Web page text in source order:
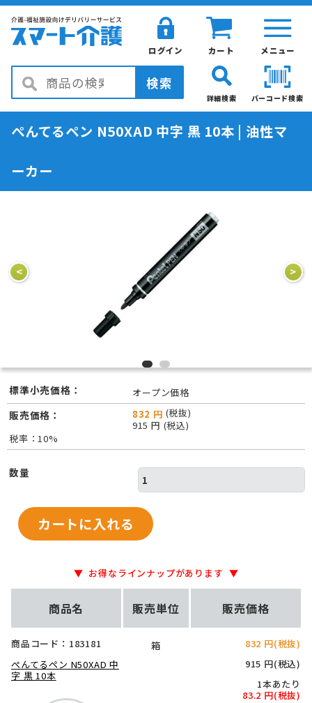
メニュー
カート
ログイン
検索
バーコード検索
詳細検索
ぺんてるペン N50XAD 中字 黒 10本 | 油性マ
ーカー
< >
標準小売価格： オープン価格
販売価格： 832 円 (税抜)
915 円 (税込)
税率：10%
数量
お得なラインナップがあります
商品名 販売単位 販売価格
商品コード：183181
ぺんてるペン N50XAD 中
字 黒 10本
箱
832 円(税抜)
915 円(税込)
1本あたり
83.2 円(税抜)